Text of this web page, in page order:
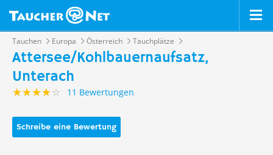
Tauchen Europa Österreich Tauchplätze
Attersee/Kohlbauernaufsatz,
Unterach
11 Bewertungen
Schreibe eine Bewertung